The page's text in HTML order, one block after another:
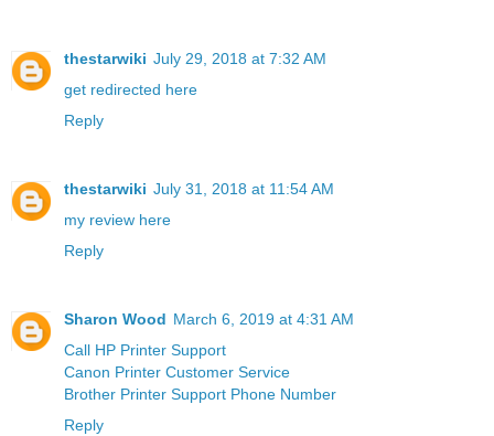
thestarwiki July 29, 2018 at 7:32 AM
get redirected here
Reply
thestarwiki July 31, 2018 at 11:54 AM
my review here
Reply
Sharon Wood March 6, 2019 at 4:31 AM
Call HP Printer Support
Canon Printer Customer Service
Brother Printer Support Phone Number
Reply